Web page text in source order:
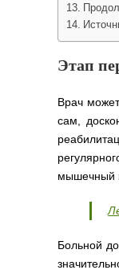
Этап
Врач
сам,
мышечный
Больной